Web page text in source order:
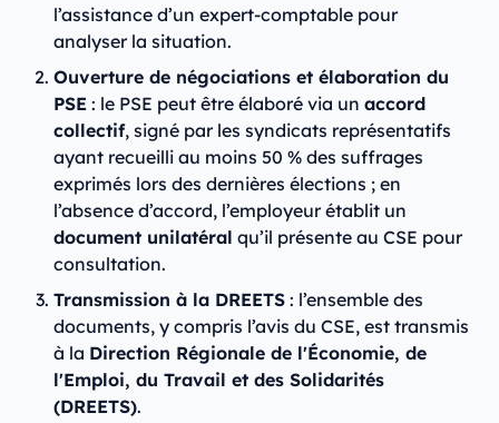
l’assistance d’un expert-comptable pour
analyser la situation.
Ouverture de négociations et élaboration du
PSE : le PSE peut être élaboré via un accord
collectif, signé par les syndicats représentatifs
ayant recueilli au moins 50 % des suffrages
exprimés lors des dernières élections ; en
l’absence d’accord, l’employeur établit un
document unilatéral qu’il présente au CSE pour
consultation.
Transmission à la DREETS : l’ensemble des
documents, y compris l’avis du CSE, est transmis
à la Direction Régionale de l'Économie, de
l'Emploi, du Travail et des Solidarités
(DREETS).